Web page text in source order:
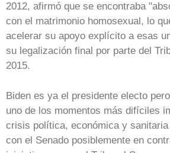
2012, afirmó que se encontraba
con el matrimonio homosexual, lo
acelerar su apoyo explícito a esas
su legalización final por parte del
2015.
Biden es ya el presidente electo
uno de los momentos más difíciles
crisis política, económica y
con el Senado posiblemente en